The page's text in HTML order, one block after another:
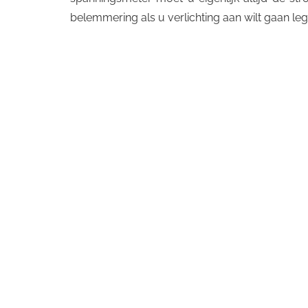
belemmering als u verlichting aan wilt gaan